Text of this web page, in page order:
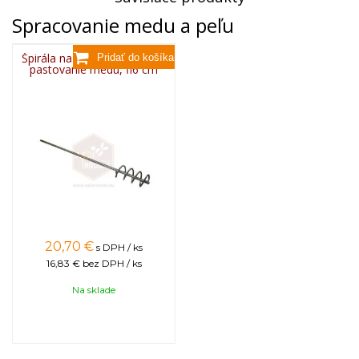
Spracovanie medu a peľu
Špirála na miešanie sirupu a
pastovanie medu, fi6 cm
20,70 € s DPH / ks
16,83 € bez DPH / ks
Na sklade